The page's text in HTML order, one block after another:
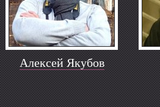
Алексей Якубов